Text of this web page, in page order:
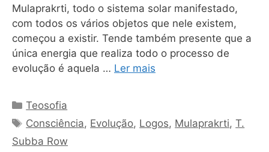
Mulaprakrti, todo o sistema solar manifestado,
com todos os vários objetos que nele existem,
começou a existir. Tende também presente que a
única energia que realiza todo o processo de
evolução é aquela … Ler mais
Categorias
Teosofia
Tags
Consciência, Evolução, Logos, Mulaprakrti,T.
Subba Row